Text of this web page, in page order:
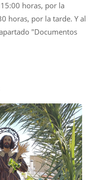
horas, por la
horas, por la tarde. Y al
"Documentos